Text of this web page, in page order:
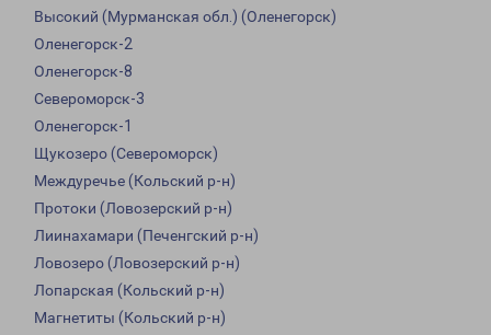
Высокий (Мурманская обл.) (Оленегорск)
Оленегорск-2
Оленегорск-8
Североморск-3
Оленегорск-1
Щукозеро (Североморск)
Междуречье (Кольский р-н)
Протоки (Ловозерский р-н)
Лиинахамари (Печенгский р-н)
Ловозеро (Ловозерский р-н)
Лопарская (Кольский р-н)
Магнетиты (Кольский р-н)